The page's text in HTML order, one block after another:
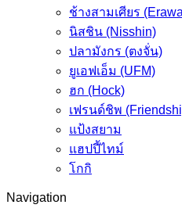
ช้างสามเศียร
นิสชิน (Nisshin)
ปลามังกร (ตงจั่น)
ยูเอฟเอ็ม (UFM)
ฮก (Hock)
เฟรนด์ชิพ
แป้งสยาม
แฮปปี้ไทม์
โกกิ
Navigation